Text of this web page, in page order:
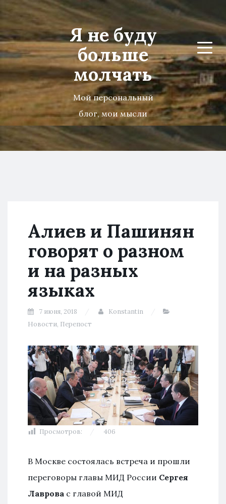
Я не буду
больше
молчать
Мой персональный
блог, мои мысли
Menu
Алиев и Пашинян
говорят о разном
и на разных
языках
7 июня, 2018
Konstantin
Новости, Перепост
Просмотров: 406
В Москве состоялась встреча и прошли
переговоры главы МИД России Сергея
Лаврова с главой МИД